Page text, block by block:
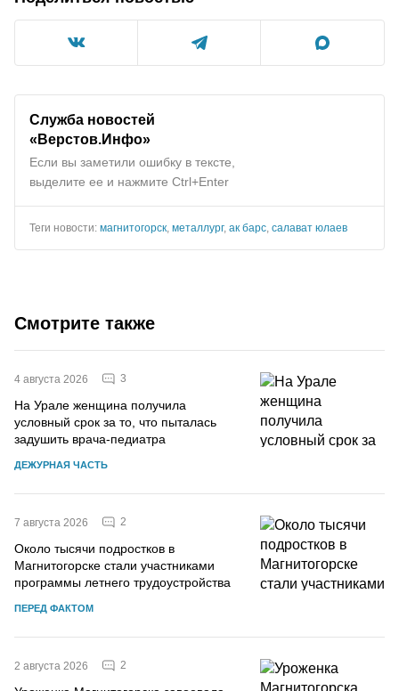
Служба новостей
«Верстов.Инфо»
Если вы заметили ошибку в тексте,
выделите ее и нажмите Ctrl+Enter
Теги новости: магнитогорск металлург, ак барс салават юлаев
Смотрите также
4 августа 2026 3
На Урале женщина получила
условный срок за то, что пыталась
задушить врача-педиатра
ДЕЖУРНАЯ ЧАСТЬ
7 августа 2026 2
Около тысячи подростков в
Магнитогорске стали участниками
программы летнего трудоустройства
ПЕРЕД ФАКТОМ
2 августа 2026 2